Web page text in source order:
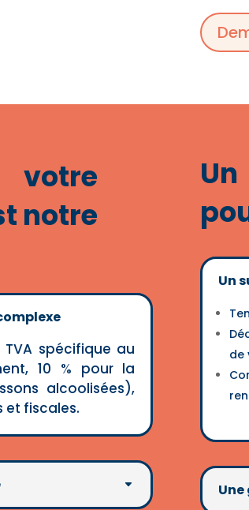
notre
spécifique au
10 % pour la
alcoolisées),
et fiscales.
Un
de